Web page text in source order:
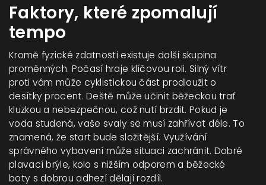
Faktory, které zpomalují
tempo
Kromě fyzické zdatnosti existuje další skupina
proměnných. Počasí hraje klíčovou roli. Silný vítr
proti vám může cyklistickou část prodloužit o
desítky procent. Deště může učinit běžeckou trať
kluzkou a nebezpečnou, což nutí brzdit. Pokud je
voda studená, vaše svaly se musí zahřívat déle. To
znamená, že start bude složitější. Využívání
správného vybavení může situaci zachránit. Dobré
plavací brýle, kolo s nižším odporem a běžecké
boty s dobrou adhezí dělají rozdíl.